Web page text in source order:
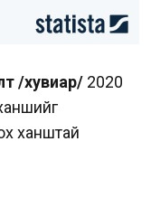
/хувиар/ 2020
ханштай